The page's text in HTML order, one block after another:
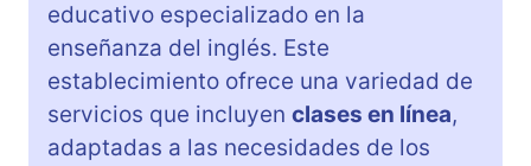
educativo especializado en la
enseñanza del inglés. Este
establecimiento ofrece una variedad de
servicios que incluyen clases en línea,
adaptadas a las necesidades de los